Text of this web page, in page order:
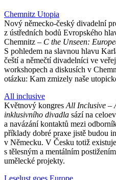
Chemnitz Utopia
Nový německo-český divadelní
z ústředních bodů Evropského
Chemnitz – C the Unseen:
S pohledem na slavnou hlavu
čeští a němečtí divadelníci ve
workshopech a diskusích v
otázku: Kam zmizely naše
All inclusive
Květnový kongresAll Inclusive –
inklusivního divadla sází na
a navázání kontaktů mezi
příklady dobré praxe jistě budou
v Německu. V Česku totiž
s tělesným a mentálním
umělecké projekty.